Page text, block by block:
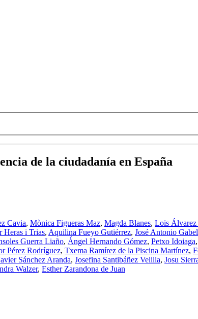
de la ciudadanía en España
Cavia, Mònica Figueras Maz, Magda Blanes, Lois Álvarez
Heras i Trias, Aquilina Fueyo Gutiérrez, José Antonio
Guerra Liaño, Ángel Hernando Gómez, Petxo Idoiaga,
Pérez Rodríguez, Txema Ramírez de la Piscina Martínez,
Sánchez Aranda, Josefina Santibáñez Velilla, Josu
Walzer, Esther Zarandona de Juan